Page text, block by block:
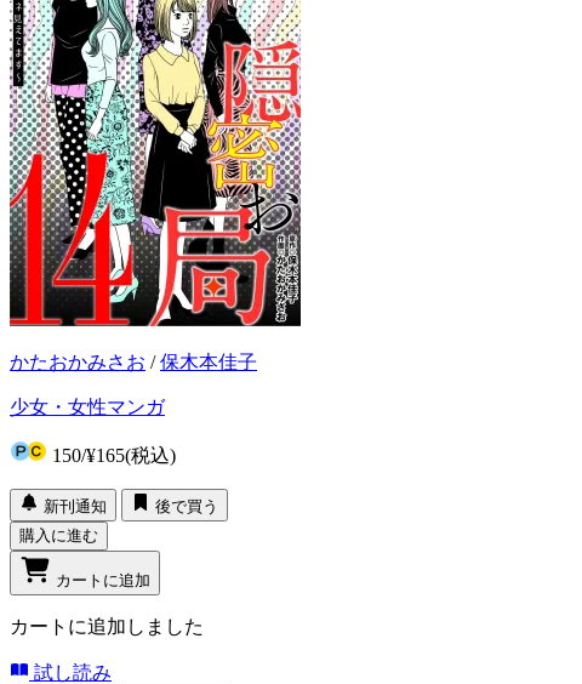
かたおかみさお /保木本佳子
少女・女性マンガ
150/¥165(税込)
新刊通知
後で買う
購入に進む
カートに追加
カートに追加しました
試し読み